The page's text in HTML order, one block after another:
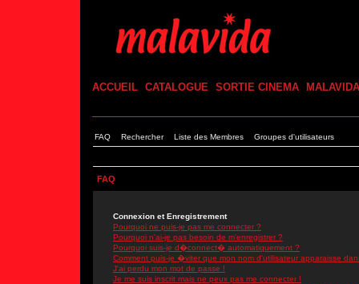
ACCUEIL CATALOGUE SORTIE CINEMA MALAVIDA
FAQ Rechercher Liste des Membres Groupes d'utilisateurs
FAQ
Connexion et Enregistrement
Pourquoi ne puis-je pas me connecter ?
Pourquoi n'ai-je pas besoin de m'enregistrer ?
Pourquoi suis-je d�connect� automatiquement ?
Comment puis-je �viter que mon nom d'utilisateur apparaisse
J'ai perdu mon mot de passe !
Je me suis inscrit mais ne peux pas me connecter !